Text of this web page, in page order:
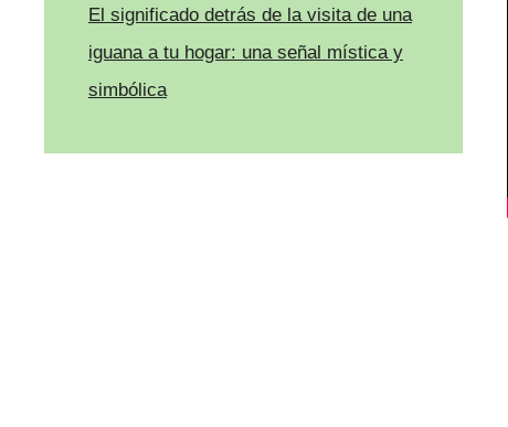
El significado detrás de la visita de una
iguana a tu hogar: una señal mística y
simbólica